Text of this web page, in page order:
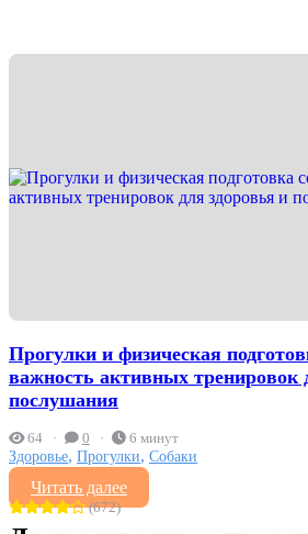
Прогулки и физическая
важность активных тренировок
послушания
64 0 6 минут
Здоровье, Прогулки, Собаки
Читать далее
(672)